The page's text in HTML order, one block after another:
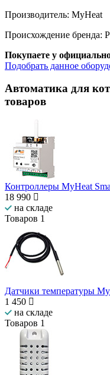
Производитель: MyHeat
Происхождение бренда:
Покупаете у
Подобрать данное
Автоматика для
товаров
Контроллеры MyHeat
18 990
на складе
Товаров 1
Датчики температуры
1 450
на складе
Товаров 1